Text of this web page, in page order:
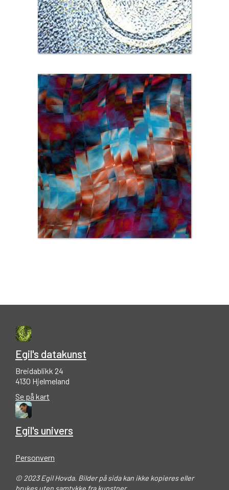
Egil's datakunst
Breidablikk 24
4130 Hjelmeland
Se på kart
Egil's univers
Personvern
© 2023 Egil Hovda. Bilder på sida kan ikke kopieres eller